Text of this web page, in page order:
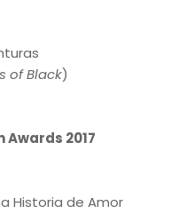
of Black)
2017
Historia de Amor